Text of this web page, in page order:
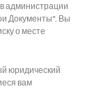
администрации
Документы". Вы
о месте
юридический
вам